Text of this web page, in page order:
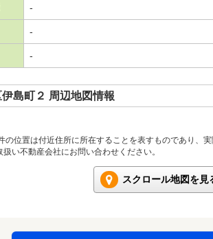
-
-
-
島町２ 周辺地図情報
位置は付近住所に所在することを表すものであり、
い不動産会社にお問い合わせください。
スクロール地図を見